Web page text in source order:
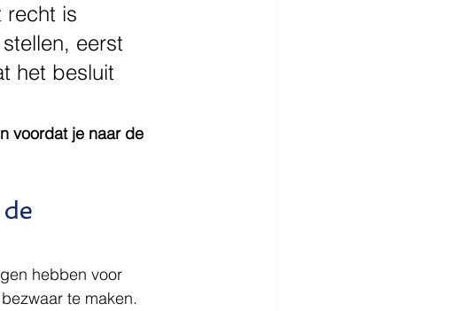
recht is
eerst
het besluit
voordat je naar de
hebben voor
te maken.